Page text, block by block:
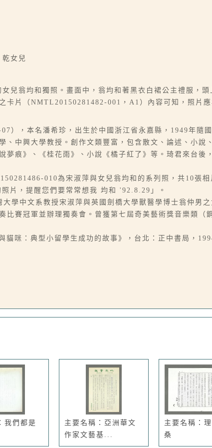
乾女兒
兒翁均和獨照。畫面中，翁均和著黑衣白裙公主禮服，
卡片（NMTL20150281482-001，A1）內容可知，照片
），本名潘希珍，出生於中國浙江省永嘉縣，1949年隨
、中興大學教授。創作文類豐富，包含散文、論述、小說
夢痕》、《桂花雨》、小說《橘子紅了》等。琦君來台
010為宋淑萍與女兒翁均和的系列照，共10張相
片，提醒您們要常常想我 均和 '92.8.29」。
學中文系教授宋淑萍與英國劍橋大學獸醫學博士翁仲男
比賽冠軍並辦理獨奏會。曾獲第七屆奇美藝術獎音樂類（
咪：典型小留學生成功的故事》，台北：正中書局，
我們都是
主要名稱：亞洲華文
作家文藝基...
主要名稱：
桑